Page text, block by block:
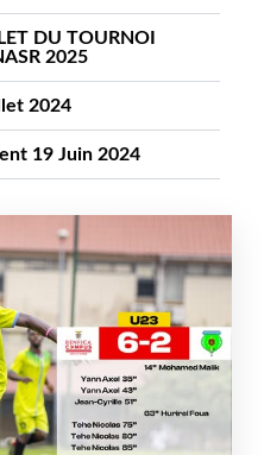
DU TOURNOI
2025
2024
19 Juin 2024